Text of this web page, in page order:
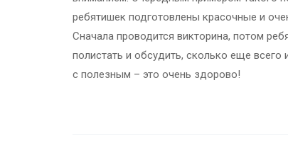
ребятишек подготовлены красочные и
Сначала проводится викторина, потом
полистать и обсудить, сколько еще
с полезным – это очень здорово!